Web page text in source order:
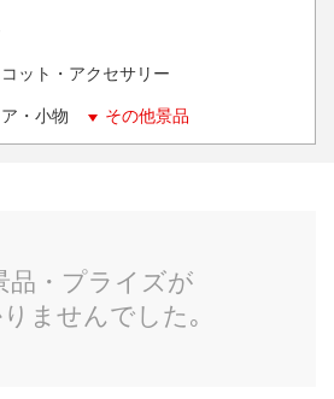
ット・アクセサリー
・小物 その他景品